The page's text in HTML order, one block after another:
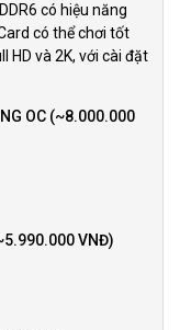
có hiệu năng
có thể chơi tốt
HD và 2K, với cài đặt
OC (~8.000.000
VNĐ)